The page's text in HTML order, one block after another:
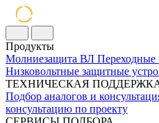
Продукты
Молниезащита ВЛ
Низковольтные защитные
ТЕХНИЧЕСКАЯ
Подбор аналогов и
консультацию по проекту